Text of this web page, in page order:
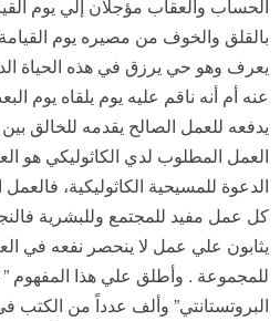
الحساب والعقاب مؤجلان إلي يوم
بالقلق والخوف من مصيره يوم
يعرف وهو حي يرزق في هذه الحياة
عنه أم أنه ناقم عليه يوم يلقاه يوم
يدفعه للعمل الصالح يقدمه للخالق
العمل المطلوب لدي الكاثوليكي هو
الدعوة للمسيحية الكاثوليكية،
كل عمل مفيد للمجتمع وللبشرية
يثابون علي عمل لا ينحصر نفعه في
للمجموعة . وأطلق علي هذا المفهوم ”
البروتستانتي” وألف عدداً من الكتب